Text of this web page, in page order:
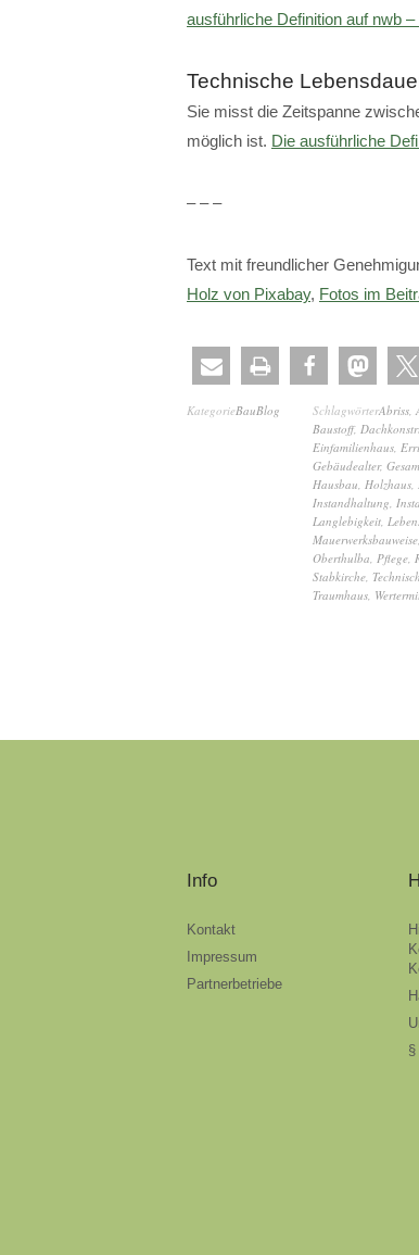
ausführliche Definition auf nwb
Technische
Sie misst die Zeitspanne
möglich ist. Die ausführliche
– – –
Text mit freundlicher
Holz von Pixabay, Fotos im
KategorieBauBlog SchlagwörterAbriss
Baustoff,
Einfamilienhaus
Gebäudealter,
Hausbau Holzhaus
Instandhaltung
Langlebigkeit
Mauerwerksbauweise
Oberthulba Pflege
Stabkirche
Traumhaus
Info
Kontakt
Impressum
Partnerbetriebe